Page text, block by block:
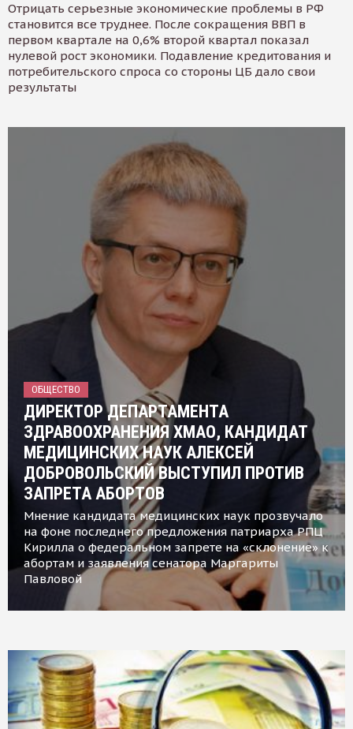
Отрицать серьезные экономические проблемы в РФ
становится все труднее. После сокращения ВВП в
первом квартале на 0,6% второй квартал показал
нулевой рост экономики. Подавление кредитования и
потребительского спроса со стороны ЦБ дало свои
результаты
ОБЩЕСТВО
ДИРЕКТОР ДЕПАРТАМЕНТА
ЗДРАВООХРАНЕНИЯ ХМАО, КАНДИДАТ
МЕДИЦИНСКИХ НАУК АЛЕКСЕЙ
ДОБРОВОЛЬСКИЙ ВЫСТУПИЛ ПРОТИВ
ЗАПРЕТА АБОРТОВ
Мнение кандидата медицинских наук прозвучало
на фоне последнего предложения патриарха РПЦ
Кирилла о федеральном запрете на «склонение» к
абортам и заявления сенатора Маргариты
Павловой